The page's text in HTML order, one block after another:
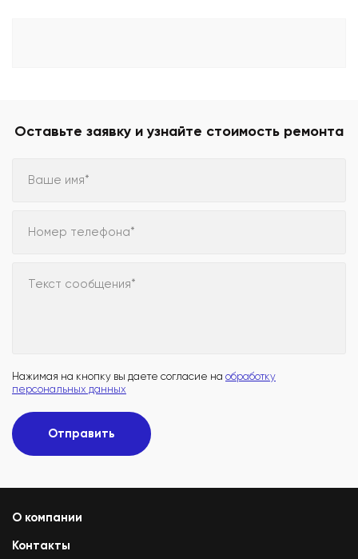
Оставьте заявку и узнайте стоимость ремонта
Ваше имя*
Номер телефона*
Текст сообщения*
Нажимая на кнопку вы даете согласие на обработку
персональных данных
Отправить
О компании
Контакты